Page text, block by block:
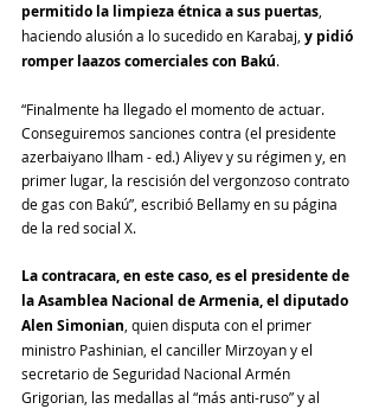
permitido la limpieza étnica a sus puertas
haciendo alusión a lo sucedido en Karabaj, y pidió
romper laazos comerciales con Bakú.
“Finalmente ha llegado el momento de actuar.
Conseguiremos sanciones contra (el presidente
azerbaiyano Ilham - ed.) Aliyev y su régimen y, en
primer lugar, la rescisión del vergonzoso contrato
de gas con Bakú”, escribió Bellamy en su página
de la red social X.
La contracara, en este caso, es el presidente de
la Asamblea Nacional de Armenia, el diputado
Alen Simonian , quien disputa con el primer
ministro Pashinian, el canciller Mirzoyan y el
secretario de Seguridad Nacional Armén
Grigorian, las medallas al “más anti-ruso” y al